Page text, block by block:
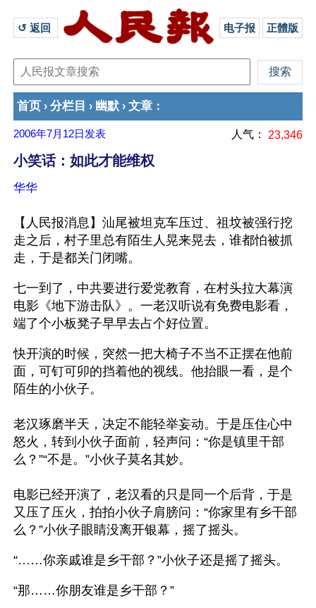
↺ 返回 电子报 正體版
首页 › 分栏目 › 幽默 › 文章 ：
2006年7月12日 发表 人气： 23,346
小笑话：如此才能维权
华华
【人民报消息】汕尾被坦克车压过、祖坟被强行挖
走之后，村子里总有陌生人晃来晃去，谁都怕被抓
走，于是都关门闭嘴。
七一到了，中共要进行爱党教育，在村头拉大幕演
电影《地下游击队》。一老汉听说有免费电影看，
端了个小板凳子早早去占个好位置。
快开演的时候，突然一把大椅子不当不正摆在他前
面，可钉可卯的挡着他的视线。他抬眼一看，是个
陌生的小伙子。
老汉琢磨半天，决定不能轻举妄动。于是压住心中
怒火，转到小伙子面前，轻声问：“你是镇里干部
么？”“不是。”小伙子莫名其妙。
电影已经开演了，老汉看的只是同一个后背，于是
又压了压火，拍拍小伙子肩膀问：“你家里有乡干部
么？”小伙子眼睛没离开银幕，摇了摇头。
“……你亲戚谁是乡干部？”小伙子还是摇了摇头。
“那……你朋友谁是乡干部？”